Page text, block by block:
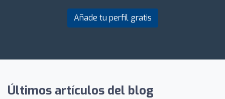
Añade tu perfil gratis
Últimos artículos del blog